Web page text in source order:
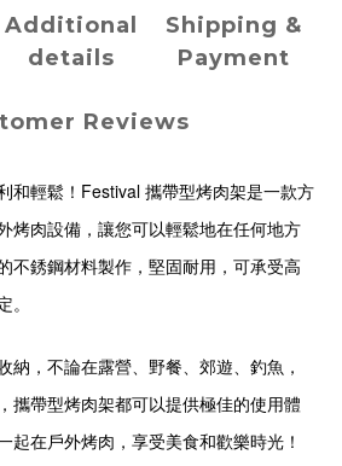
Additional
details
Shipping &
Payment
Reviews
和輕鬆！Festival 攜帶型烤肉架是一款方
烤肉設備，讓您可以輕鬆地在任何地方
不銹鋼材料製作，堅固耐用，可承受高
納， 不論在露營、野餐、郊遊、釣魚，
攜帶型烤肉架都可以提供極佳的使用體
起在戶外烤肉，享受美食和歡樂時光！